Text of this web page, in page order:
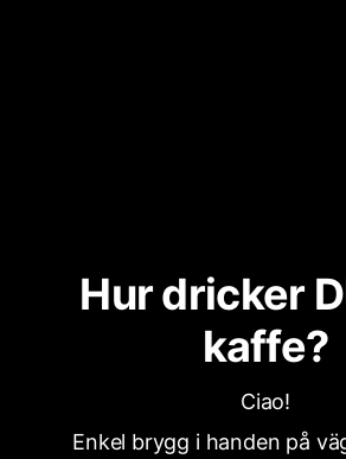
Hur dricker
kaffe?
Ciao!
Enkel brygg i handen på